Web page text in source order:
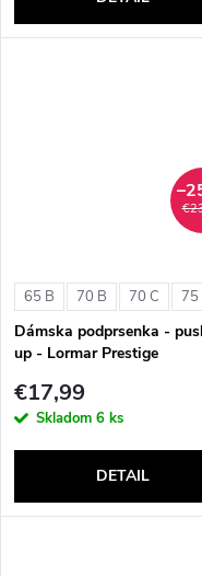
65 B 70 B 70 C 75
Dámska podprsenka -
up - Lormar Prestige
€17,99
Skladom 6 ks
DETAIL